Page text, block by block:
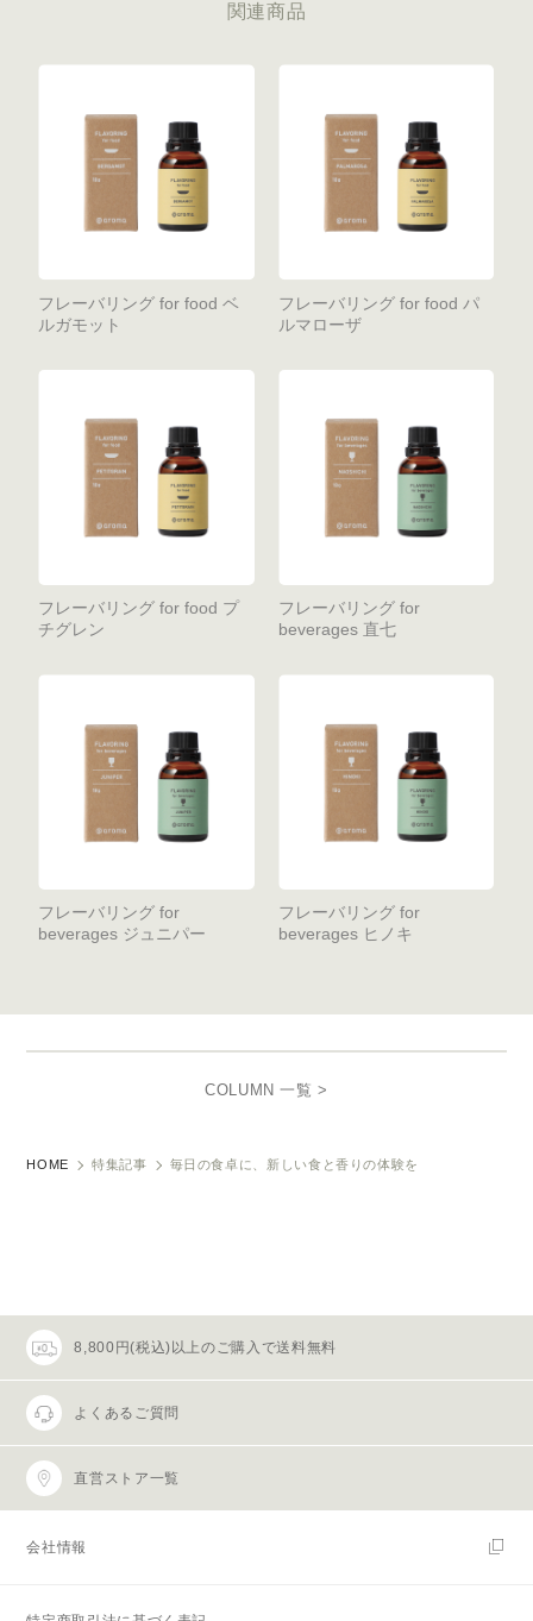
関連商品
フレーバリング for food ベ
ルガモット
フレーバリング for food パ
ルマローザ
フレーバリング for food プ
チグレン
フレーバリング for
beverages 直七
フレーバリング for
beverages ジュニパー
フレーバリング for
beverages ヒノキ
COLUMN 一覧 >
HOME 特集記事 毎日の食卓に、新しい食と香りの体験を
8,800円(税込)以上のご購入で送料無料
よくあるご質問
直営ストア一覧
会社情報